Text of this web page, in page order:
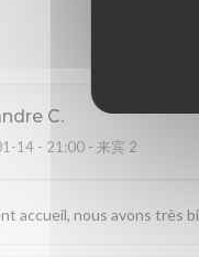
C
14 - 21:00 - 来宾 2
accueil, nous avons très